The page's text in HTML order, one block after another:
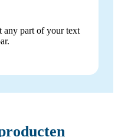
any part of your text